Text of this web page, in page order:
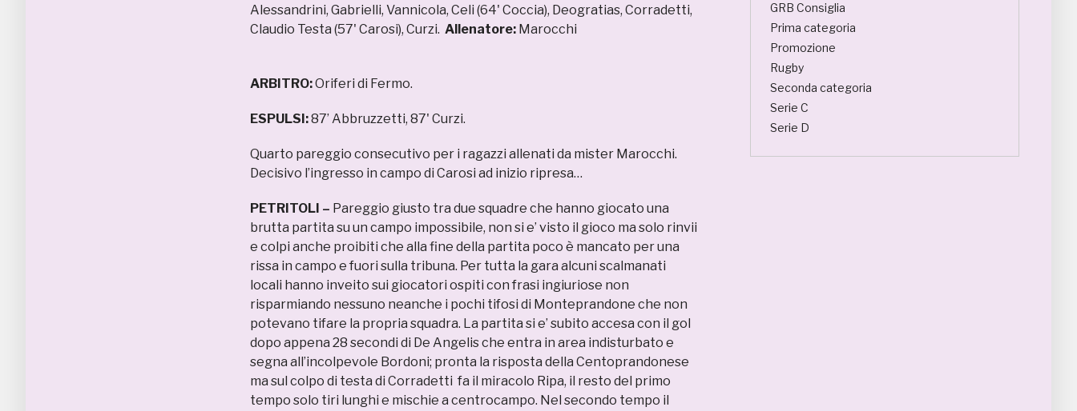
Alessandrini, Gabrielli, Vannicola, Celi (64' Coccia), Deogratias, Corradetti,
Claudio Testa (57' Carosi), Curzi. Allenatore: Marocchi
ARBITRO:Oriferi di Fermo.
ESPULSI:87’ Abbruzzetti, 87' Curzi.
Quarto pareggio consecutivo per i ragazzi allenati da mister Marocchi.
Decisivo l’ingresso in campo di Carosi ad inizio ripresa…
PETRITOLI – Pareggio giusto tra due squadre che hanno giocato una
brutta partita su un campo impossibile, non si e’ visto il gioco ma solo rinvii
e colpi anche proibiti che alla fine della partita poco è mancato per una
rissa in campo e fuori sulla tribuna. Per tutta la gara alcuni scalmanati
locali hanno inveito sui giocatori ospiti con frasi ingiuriose non
risparmiando nessuno neanche i pochi tifosi di Monteprandone che non
potevano tifare la propria squadra. La partita si e’ subito accesa con il gol
dopo appena 28 secondi di De Angelis che entra in area indisturbato e
segna all’incolpevole Bordoni; pronta la risposta della Centoprandonese
ma sul colpo di testa di Corradetti fa il miracolo Ripa, il resto del primo
tempo solo tiri lunghi e mischie a centrocampo. Nel secondo tempo il
GRB Consiglia
Prima categoria
Promozione
Rugby
Seconda categoria
Serie C
Serie D